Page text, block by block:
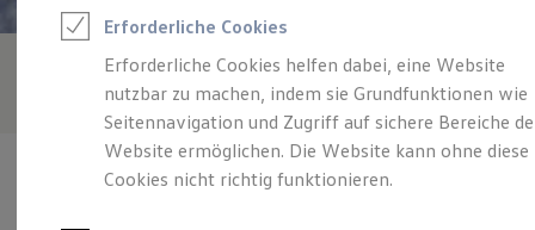
Leasing
Leasing-Angebote
Gebrauchtwagen Leasing
Junge Gebrauchtwagen-Leasing
Elektroauto Leasing
Kleinwagen-Leasing
Leasing ohne Anzahlung
Finanzierung
Erforderliche Cookies
Erforderliche Cookies helfen dabei, eine Website
nutzbar zu machen, indem sie Grundfunktionen wie
Seitennavigation und Zugriff auf sichere Bereiche
Website ermöglichen. Die Website kann ohne diese
Cookies nicht richtig funktionieren.